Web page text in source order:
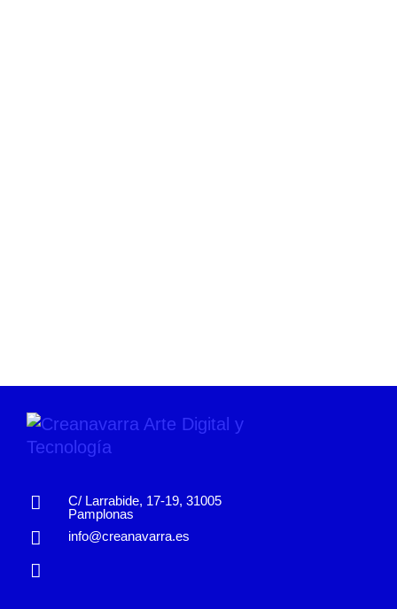
C/ Larrabide, 17-19, 31005
Pamplonas
info@creanavarra.es